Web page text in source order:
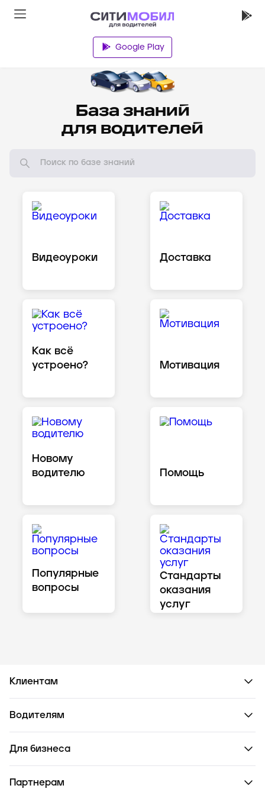
Google Play
База знаний
для водителей
Видеоуроки Доставка
Как всё
устроено?
Мотивация
Новому
водителю
Помощь
Популярные
вопросы
Стандарты
оказания
услуг
Клиентам
Водителям
Для бизнеса
Партнерам